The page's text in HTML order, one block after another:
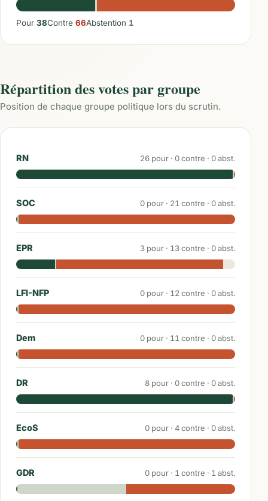
Pour 38Contre 66Abstention 1
Répartition des votes par groupe
Position de chaque groupe politique lors du scrutin.
RN 26 pour · 0contre · 0abst.
SOC 0 pour · 21 contre · 0abst.
EPR 3 pour · 13contre · 0abst.
LFI-NFP 0 pour · 12 contre · 0abst.
Dem 0 pour · 11 contre · 0abst.
DR 8 pour · 0contre · 0abst.
EcoS 0 pour · 4contre · 0abst.
GDR 0 pour · 1 contre · 1 abst.